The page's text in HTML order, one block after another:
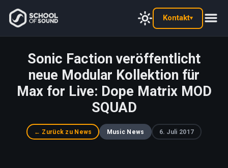
Kontakt▾
Sonic Faction veröffentlicht
neue Modular Kollektion für
Max for Live: Dope Matrix MOD
SQUAD
← Zurück zu News Music News 6. Juli 2017